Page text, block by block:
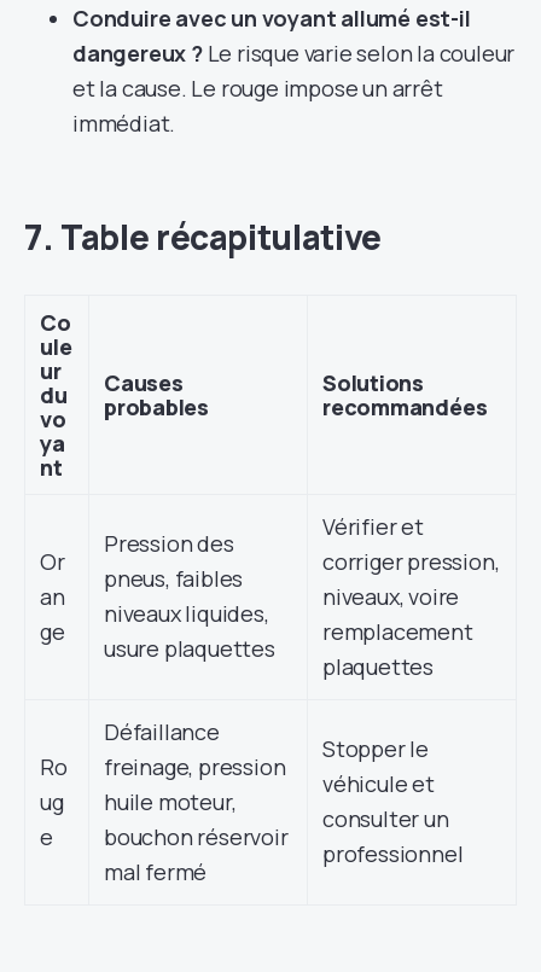
Conduire avec un voyant allumé est-il
dangereux ?Le risque varie selon la couleur
et la cause. Le rouge impose un arrêt
immédiat.
7. Table récapitulative
Co
ule
ur
du
vo
ya
nt
Causes
probables
Solutions
recommandées
Or
an
ge
Pression des
pneus, faibles
niveaux liquides,
usure plaquettes
Vérifier et
corriger pression,
niveaux, voire
remplacement
plaquettes
Ro
ug
e
Défaillance
freinage, pression
huile moteur,
bouchon réservoir
mal fermé
Stopper le
véhicule et
consulter un
professionnel